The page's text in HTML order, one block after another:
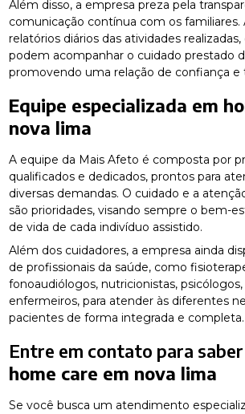
Além disso, a empresa preza pela
comunicação contínua com os familiares.
relatórios diários das atividades
podem acompanhar o cuidado prestado
promovendo uma relação de confiança e
Equipe especializada em
nova lima
A equipe da Mais Afeto é composta por
qualificados e dedicados, prontos para
diversas demandas. O cuidado e a
são prioridades, visando sempre o bem-
de vida de cada indivíduo assistido.
Além dos cuidadores, a empresa ainda
de profissionais da saúde, como
fonoaudiólogos, nutricionistas,
enfermeiros, para atender às diferentes
pacientes de forma integrada e completa.
Entre em contato para
home care em nova lima
Se você busca um atendimento